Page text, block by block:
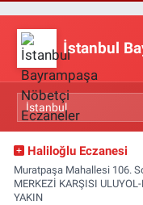
İstanbul
Haliloğlu Eczanesi
Muratpaşa Mahallesi 106.
MERKEZİ KARŞISI
YAKIN